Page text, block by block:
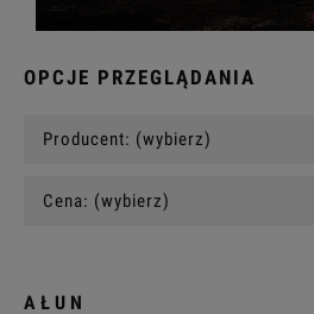
OPCJE PRZEGLĄDANIA
Producent: (wybierz)
Cena: (wybierz)
AŁUN